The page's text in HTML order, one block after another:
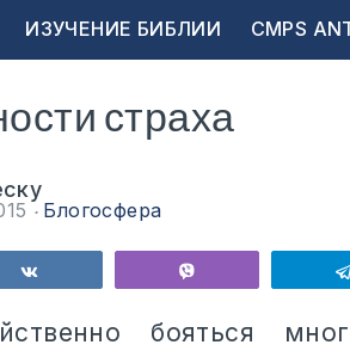
ИЗУЧЕНИЕ БИБЛИИ CMPS
страха
Блогосфера
бояться